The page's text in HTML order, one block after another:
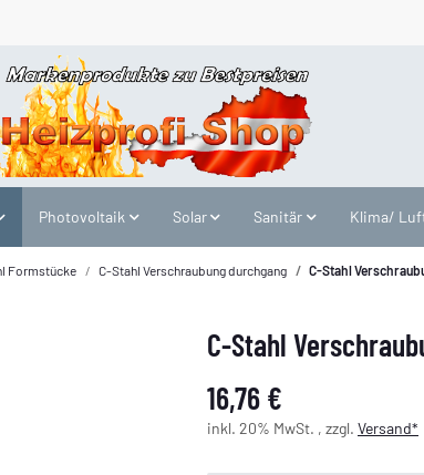
Photovoltaik Solar Sanitär Klima/
Formstücke C-Stahl Verschraubung durchgang C-Stahl
C-Stahl
16,76 €
inkl. 20% MwSt. , zzgl. Versand*